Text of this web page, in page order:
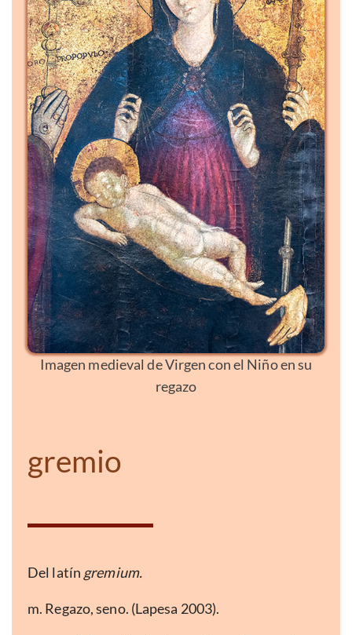
Imagen medieval de Virgen con el Niño en su
regazo
gremio
Del latín gremium.
m. Regazo, seno. (Lapesa 2003).